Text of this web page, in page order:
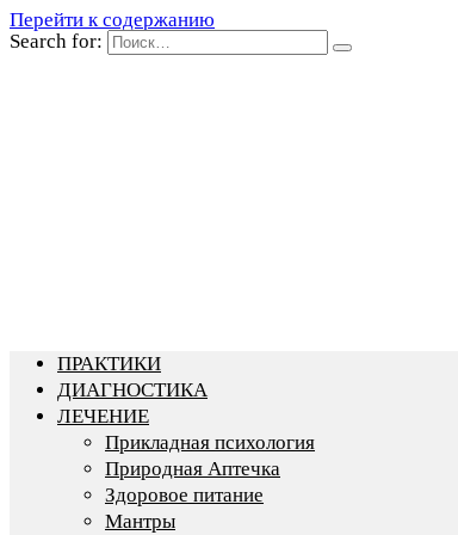
Перейти к содержанию
Search for:
ПРАКТИКИ
ДИАГНОСТИКА
ЛЕЧЕНИЕ
Прикладная психология
Природная Аптечка
Здоровое питание
Мантры